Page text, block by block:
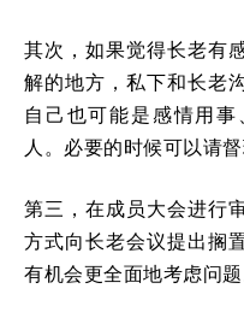
其次，如果觉得长老有
解的地方，私下和长老
自己也可能是感情用
人。必要的时候可以请
第三，在成员大会进行
方式向长老会议提出搁
有机会更全面地考虑问题